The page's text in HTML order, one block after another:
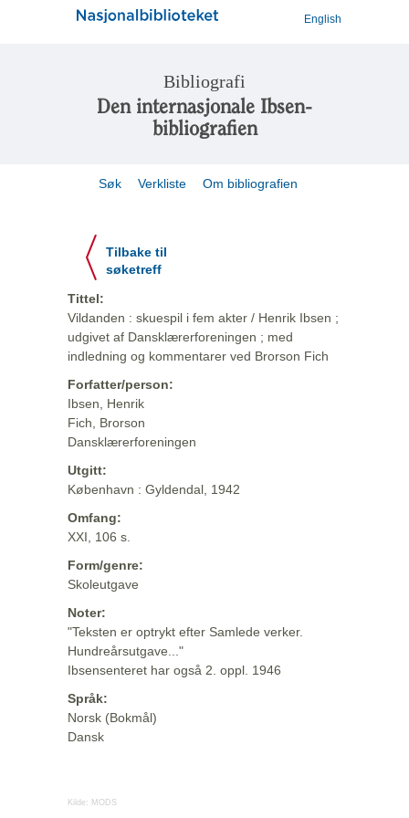
English
Bibliografi
Den internasjonale Ibsen-
bibliografien
Søk Verkliste Om bibliografien
Tilbake til
søketreff
Tittel:
Vildanden : skuespil i fem akter / Henrik Ibsen ;
udgivet af Dansklærerforeningen ; med
indledning og kommentarer ved Brorson Fich
Forfatter/person:
Ibsen, Henrik
Fich, Brorson
Dansklærerforeningen
Utgitt:
København : Gyldendal, 1942
Omfang:
XXI, 106 s.
Form/genre:
Skoleutgave
Noter:
"Teksten er optrykt efter Samlede verker.
Hundreårsutgave..."
Ibsensenteret har også 2. oppl. 1946
Språk:
Norsk (Bokmål)
Dansk
Kilde: MODS